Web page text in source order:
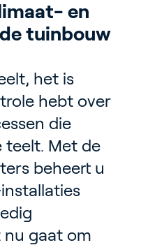
en
tuinbouw
het is
hebt over
die
teelt. Met de
beheert u
gaat om